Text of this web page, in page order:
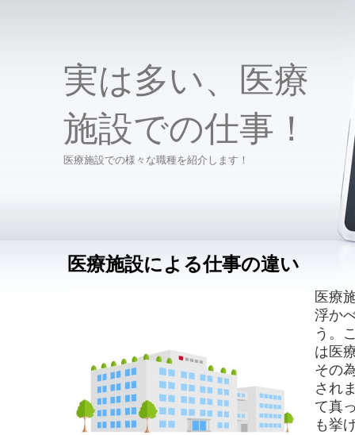
実は多い、医療
施設での仕事！
医療施設での様々な職種を紹介します！
医療施設による仕事の違い
医療
浮か
う。
は医
その
され
て真
も挙